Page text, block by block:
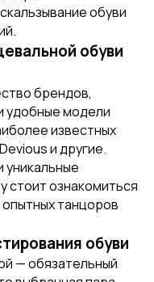
обуви
обуви
брендов,
удобные модели
известных
и другие.
уникальные
стоит ознакомиться
танцоров
обуви
— обязательный